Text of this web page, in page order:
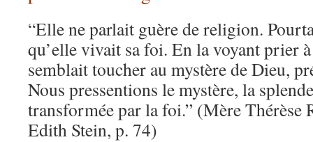
“Elle ne parlait guère de religion.
qu’elle vivait sa foi. En la voyant prier
semblait toucher au mystère de Dieu,
Nous pressentions le mystère, la
transformée par la foi.” (Mère Thérèse
Edith Stein, p. 74)